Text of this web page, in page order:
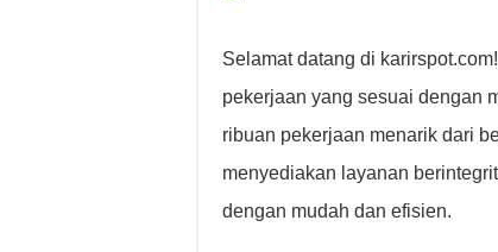
Selamat datang di
pekerjaan yang sesuai dengan
ribuan pekerjaan menarik dari
menyediakan layanan
dengan mudah dan efisien.